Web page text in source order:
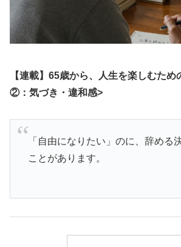
【連載】65歳から、人生を楽しむため
②：気づき・違和感>
「自由になりたい」のに、辞める
ことがあります。